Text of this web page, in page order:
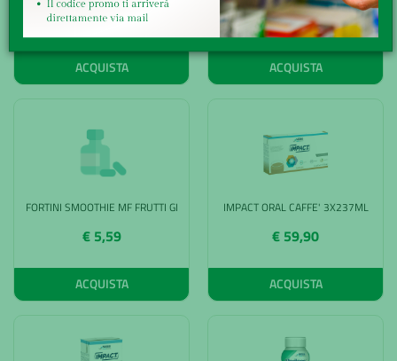
€ 5,09
ACQUISTA
€ 5,09
ACQUISTA
FORTINI SMOOTHIE MF FRUTTI GI
€ 5,59
ACQUISTA
IMPACT ORAL CAFFE' 3X237ML
€ 59,90
ACQUISTA